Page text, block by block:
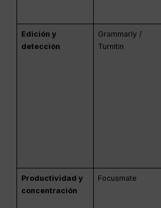
Edición y
detección
Grammarly /
Turnitin
Productividad y
concentración
Focusmate